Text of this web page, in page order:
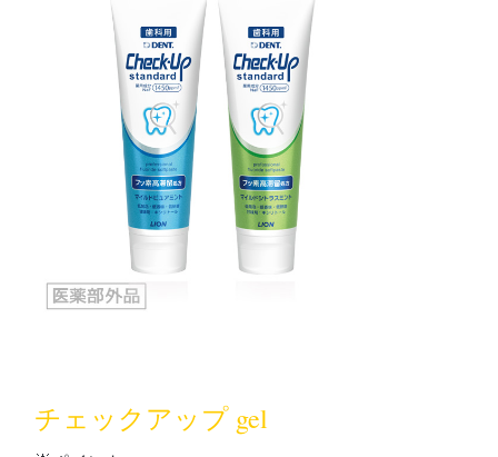
チェックアップ gel